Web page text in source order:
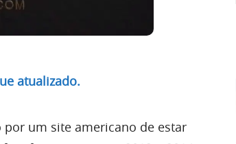
atualizado.
por um site americano de estar